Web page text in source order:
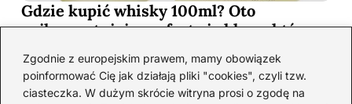
Zgodnie z europejskim prawem, mamy obowiązek
poinformować Cię jak działają pliki "cookies", czyli tzw.
ciasteczka. W dużym skrócie witryna prosi o zgodę na
Gdzie kupić whisky 100ml? Oto
najkorzystniejsze oferty i sklepy, które
2026-06-26